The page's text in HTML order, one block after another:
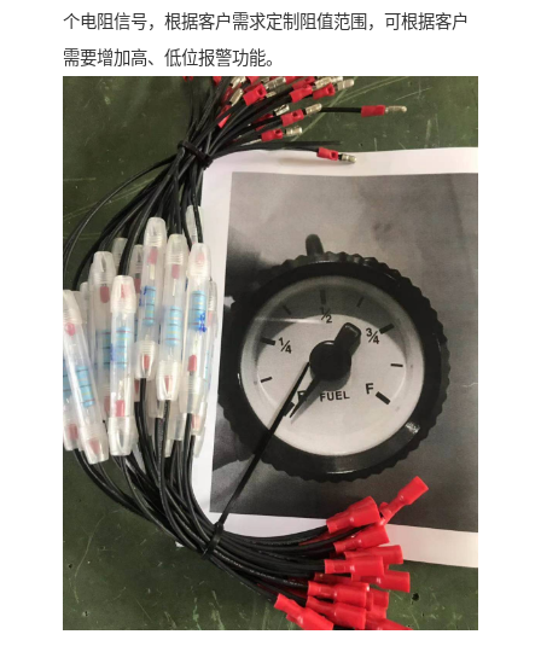
个电阻信号，根据客户需求定制阻值范围，可根据客户
需要增加高、低位报警功能。